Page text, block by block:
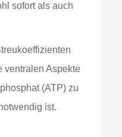
sofort als auch
ventralen Aspekte
(ATP) zu
ist.